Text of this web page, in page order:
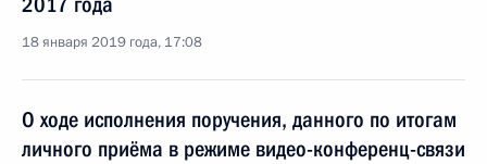
18 января 2019 года, 17:08
О ходе исполнения поручения, данного по итогам
личного приёма в режиме видео-конференц-связи